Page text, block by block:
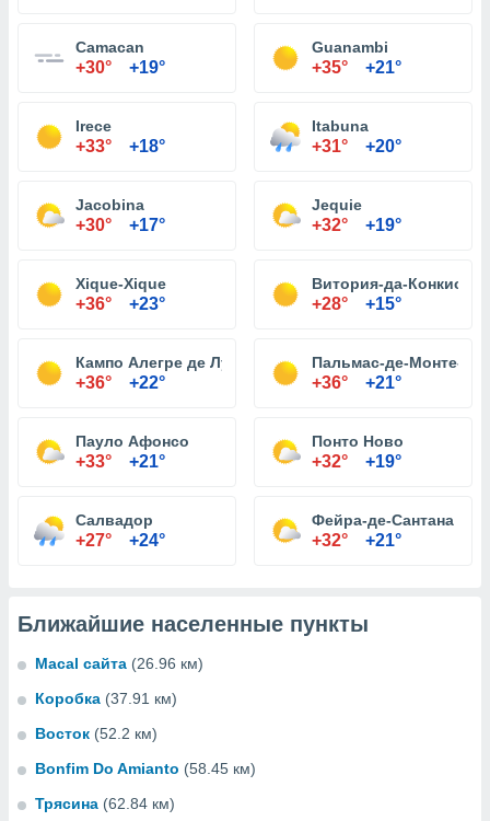
Camacan
+30° +19°
Guanambi
+35° +21°
Irece
+33° +18°
Itabuna
+31° +20°
Jacobina
+30° +17°
Jequie
+32° +19°
Xique-Xique
+36° +23°
Витория-да-Конкиста
+28° +15°
Кампо Алегре де Лурдес
+36° +22°
Пальмас-де-Монте-
+36° +21°
Пауло Афонсо
+33° +21°
Понто Ново
+32° +19°
Салвадор
+27° +24°
Фейра-де-Сантана
+32° +21°
Ближайшие населенные пункты
Macal сайта (26.96 км)
Коробка (37.91 км)
Восток (52.2 км)
Bonfim Do Amianto (58.45 км)
Трясина (62.84 км)